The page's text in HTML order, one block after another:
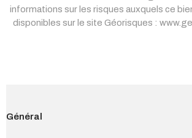
informations sur les risques auxquels ce
disponibles sur le site Géorisques :
Général